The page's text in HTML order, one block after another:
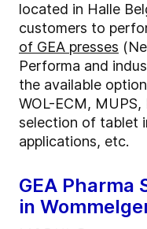
located in Halle
customers to
of GEA presses
Performa and
the available
WOL-ECM,
selection of tablet
applications, etc.
GEA Pharma
in